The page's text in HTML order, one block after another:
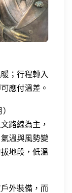
；行程轉入
應付溫差。
路線為主，
溫與風勢變
地段，低溫
外裝備，而